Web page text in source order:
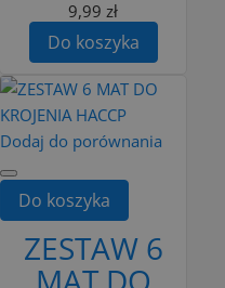
9,99 zł
Do koszyka
Dodaj do porównania
Do koszyka
ZESTAW 6